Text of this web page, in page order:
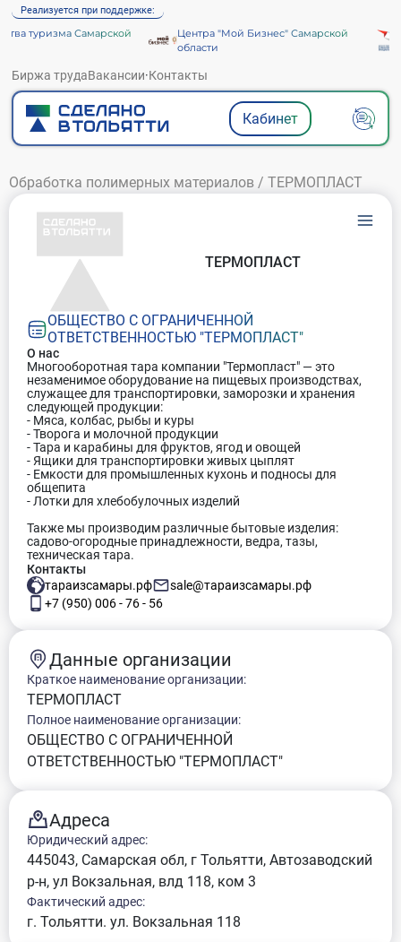
Реализуется при поддержке:
туризма Самарской
Центра "Мой Бизнес" Самарской
области
Биржа трудаВакансии·Контакты
Кабинет
Обработка полимерных материалов / ТЕРМОПЛАСТ
ОБЩЕСТВО С ОГРАНИЧЕННОЙ
ОТВЕТСТВЕННОСТЬЮ "ТЕРМОПЛАСТ"
ТЕРМОПЛАСТ
О нас
Многооборотная тара компании "Термопласт" — это
незаменимое оборудование на пищевых производствах,
служащее для транспортировки, заморозки и хранения
следующей продукции:
- Мяса, колбас, рыбы и куры
- Творога и молочной продукции
- Тара и карабины для фруктов, ягод и овощей
- Ящики для транспортировки живых цыплят
- Емкости для промышленных кухонь и подносы для
общепита
- Лотки для хлебобулочных изделий
Также мы производим различные бытовые изделия:
садово-огородные принадлежности, ведра, тазы,
техническая тара.
Контакты
тараизсамары.рф
sale@тараизсамары.рф
+7 (950) 006 - 76 - 56
Данные организации
Краткое наименование организации:
ТЕРМОПЛАСТ
Полное наименование организации:
ОБЩЕСТВО С ОГРАНИЧЕННОЙ
ОТВЕТСТВЕННОСТЬЮ "ТЕРМОПЛАСТ"
Адреса
Юридический адрес:
445043, Самарская обл, г Тольятти, Автозаводский
р-н, ул Вокзальная, влд 118, ком 3
Фактический адрес:
г. Тольятти. ул. Вокзальная 118